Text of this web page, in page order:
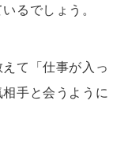
るでしょう。
て「仕事が入っ
手と会うように